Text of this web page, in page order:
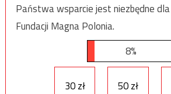
Państwa wsparcie jest niezbędne
Fundacji Magna Polonia.
8%
30 zł 50 zł